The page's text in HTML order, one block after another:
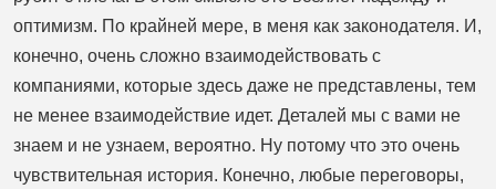
оптимизм. По крайней мере, в меня как законодателя. И,
конечно, очень сложно взаимодействовать с
компаниями, которые здесь даже не представлены, тем
не менее взаимодействие идет. Деталей мы с вами не
знаем и не узнаем, вероятно. Ну потому что это очень
чувствительная история. Конечно, любые переговоры,